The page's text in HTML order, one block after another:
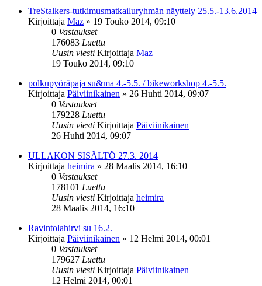
TreStalkers-tutkimusmatkailuryhmän näyttely 25.5.-13.6.2014
Kirjoittaja Maz » 19 Touko 2014, 09:10
0 Vastaukset
176083 Luettu
Uusin viesti Kirjoittaja Maz
19 Touko 2014, 09:10
polkupyöräpaja su&ma 4.-5.5. / bikeworkshop 4.-5.5.
Kirjoittaja Päiviinikainen » 26 Huhti 2014, 09:07
0 Vastaukset
179228 Luettu
Uusin viesti Kirjoittaja Päiviinikainen
26 Huhti 2014, 09:07
ULLAKON SISÄLTÖ 27.3. 2014
Kirjoittaja heimira » 28 Maalis 2014, 16:10
0 Vastaukset
178101 Luettu
Uusin viesti Kirjoittaja heimira
28 Maalis 2014, 16:10
Ravintolahirvi su 16.2.
Kirjoittaja Päiviinikainen » 12 Helmi 2014, 00:01
0 Vastaukset
179627 Luettu
Uusin viesti Kirjoittaja Päiviinikainen
12 Helmi 2014, 00:01